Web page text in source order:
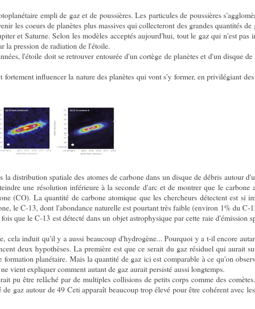
empli de gaz et de poussières. Les particules de poussières
les coeurs de planètes plus massives qui collecteront des grandes quantités de
et Saturne. Selon les modèles acceptés aujourd'hui, tout le gaz qui n'est pas
la pression de radiation de l'étoile.
l'étoile doit se retrouver entourée d'un cortège de planètes et d'un disque de
influencer la nature des planètes qui vont s'y former, en privilégiant
distribution spatiale des atomes de carbone dans un disque de débris autour
une résolution inférieure à la seconde d'arc et de montrer que le carbone
(CO). La quantité de carbone atomique que les chercheurs détectent est si
le C-13, dont l'abondance naturelle est pourtant très faible (environ 1% du C-
que le C-13 est détecté dans un objet astrophysique par cette raie d'émission
cela induit qu'il y a aussi beaucoup d'hydrogène... Pourquoi y a t-il encore
deux hypothèses. La première est que ce serait du gaz résiduel qui aurait
planétaire. Mais la quantité de gaz ici est comparable à ce qu'on
vient expliquer comment autant de gaz aurait persisté aussi longtemps.
pu être relâché par de multiples collisions de petits corps comme des
gaz autour de 49 Ceti apparaît beaucoup trop élevé pour être cohérent avec